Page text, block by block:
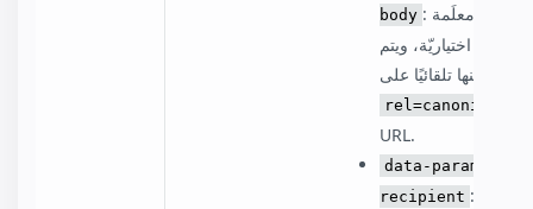
body : معلَمة
اختياريّة، ويتم
rel=canonical
URL.
data-param-
recipient :